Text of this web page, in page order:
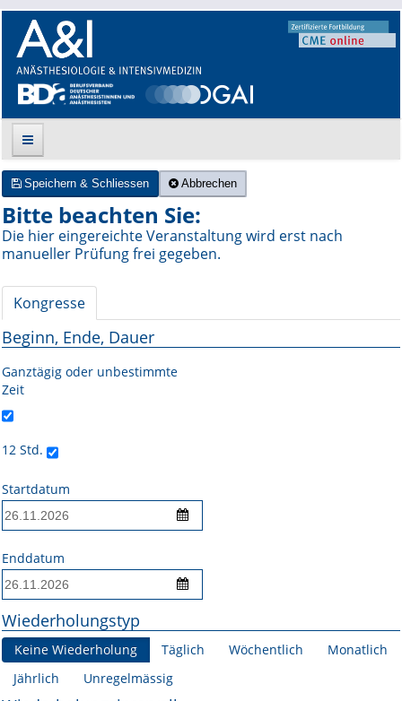
Suche
Aktuelle Ausgabe
Archiv
Mediadaten
Autoren-Service
Bestell-Service
Stellenmarkt
Kongresskalender
Speichern & Schliessen Abbrechen
Bitte beachten Sie:
Die hier eingereichte Veranstaltung wird erst nach
manueller Prüfung frei gegeben.
Kongresse
Beginn, Ende, Dauer
Ganztägig oder unbestimmte
Zeit
12 Std.
Startdatum
Enddatum
Wiederholungstyp
Keine Wiederholung Täglich Wöchentlich
Monatlich
Jährlich
Unregelmässig